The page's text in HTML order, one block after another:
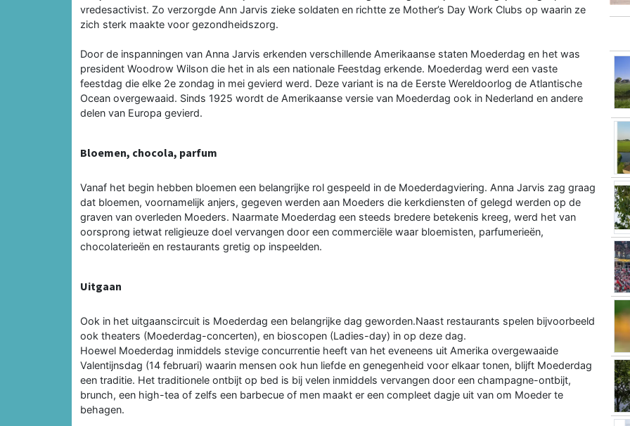
vredesactivist. Zo verzorgde Ann Jarvis zieke soldaten en richtte ze Mother’s Day Work Clubs op waarin ze
zich sterk maakte voor gezondheidszorg.
Door de inspanningen van Anna Jarvis erkenden verschillende Amerikaanse staten Moederdag en het was
president Woodrow Wilson die het in als een nationale Feestdag erkende. Moederdag werd een vaste
feestdag die elke 2e zondag in mei gevierd werd. Deze variant is na de Eerste Wereldoorlog de Atlantische
Ocean overgewaaid. Sinds 1925 wordt de Amerikaanse versie van Moederdag ook in Nederland en andere
delen van Europa gevierd.
Bloemen, chocola, parfum
Vanaf het begin hebben bloemen een belangrijke rol gespeeld in de Moederdagviering. Anna Jarvis zag graag
dat bloemen, voornamelijk anjers, gegeven werden aan Moeders die kerkdiensten of gelegd werden op de
graven van overleden Moeders. Naarmate Moederdag een steeds bredere betekenis kreeg, werd het van
oorsprong ietwat religieuze doel vervangen door een commerciële waar bloemisten, parfumerieën,
chocolaterieën en restaurants gretig op inspeelden.
Uitgaan
Ook in het uitgaanscircuit is Moederdag een belangrijke dag geworden.Naast restaurants spelen bijvoorbeeld
ook theaters (Moederdag-concerten), en bioscopen (Ladies-day) in op deze dag.
Hoewel Moederdag inmiddels stevige concurrentie heeft van het eveneens uit Amerika overgewaaide
Valentijnsdag (14 februari) waarin mensen ook hun liefde en genegenheid voor elkaar tonen, blijft Moederdag
een traditie. Het traditionele ontbijt op bed is bij velen inmiddels vervangen door een champagne-ontbijt,
brunch, een high-tea of zelfs een barbecue of men maakt er een compleet dagje uit van om Moeder te
behagen.